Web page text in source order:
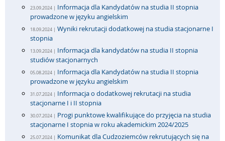
23.09.2024 | Informacja dla Kandydatów na studia II stopnia
prowadzone w języku angielskim
18.09.2024 | Wyniki rekrutacji dodatkowej na studia stacjonarne I
stopnia
13.09.2024 | Informacja dla kandydatów na studia II stopnia
studiów stacjonarnych
05.08.2024 | Informacja dla Kandydatów na studia II stopnia
prowadzone w języku angielskim
31.07.2024 | Informacja o dodatkowej rekrutacji na studia
stacjonarne I i II stopnia
30.07.2024 | Progi punktowe kwalifikujące do przyjęcia na studia
stacjonarne I stopnia w roku akademickim 2024/2025
25.07.2024 | Komunikat dla Cudzoziemców rekrutujących się na